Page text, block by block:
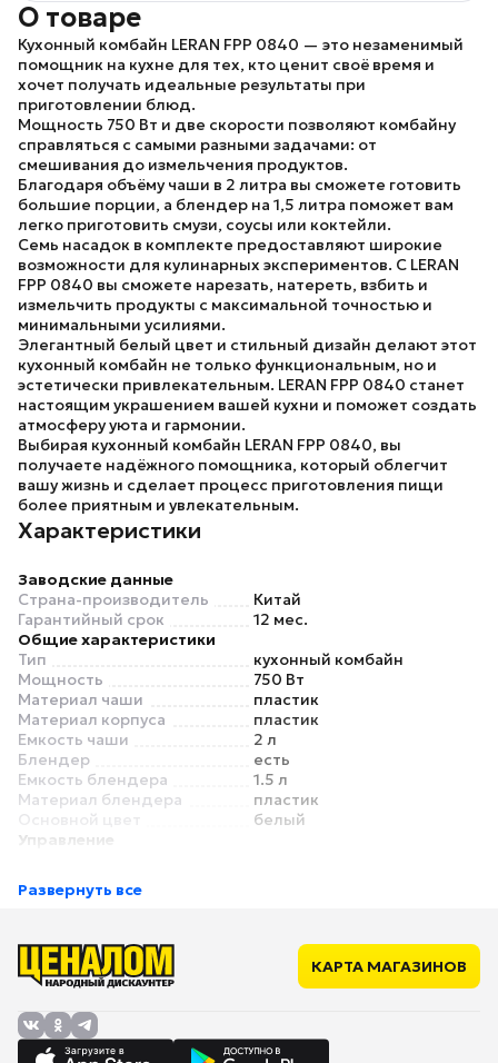
О товаре
Кухонный комбайн LERAN FPP 0840 — это незаменимый
помощник на кухне для тех, кто ценит своё время и
хочет получать идеальные результаты при
приготовлении блюд.
Мощность 750 Вт и две скорости позволяют комбайну
справляться с самыми разными задачами: от
смешивания до измельчения продуктов.
Благодаря объёму чаши в 2 литра вы сможете готовить
большие порции, а блендер на 1,5 литра поможет вам
легко приготовить смузи, соусы или коктейли.
Семь насадок в комплекте предоставляют широкие
возможности для кулинарных экспериментов. С LERAN
FPP 0840 вы сможете нарезать, натереть, взбить и
измельчить продукты с максимальной точностью и
минимальными усилиями.
Элегантный белый цвет и стильный дизайн делают этот
кухонный комбайн не только функциональным, но и
эстетически привлекательным. LERAN FPP 0840 станет
настоящим украшением вашей кухни и поможет создать
атмосферу уюта и гармонии.
Выбирая кухонный комбайн LERAN FPP 0840, вы
получаете надёжного помощника, который облегчит
вашу жизнь и сделает процесс приготовления пищи
более приятным и увлекательным.
Характеристики
Заводские данные
Страна-производитель
Китай
Гарантийный срок
12 мес.
Общие характеристики
Тип
кухонный комбайн
Мощность
750 Вт
Материал чаши
пластик
Материал корпуса
пластик
Емкость чаши
2 л
Блендер
есть
Емкость блендера
1.5 л
Материал блендера
пластик
Основной цвет
белый
Управление
Режимы
Импульсный режим
Насадки
Универсальный нож
Диск для нарезки
соломкой
Развернуть все
КАРТА МАГАЗИНОВ